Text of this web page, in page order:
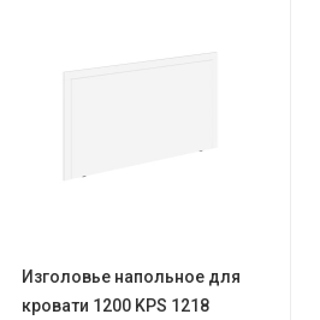
Изголовье напольное для
кровати 1200 KPS 1218